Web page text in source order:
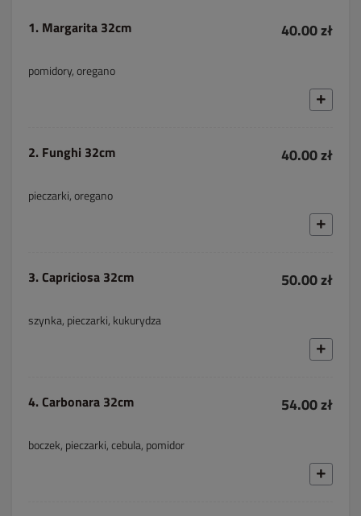
1. Margarita 32cm 40.00 zł
pomidory, oregano
2. Funghi 32cm 40.00 zł
pieczarki, oregano
3. Capriciosa 32cm 50.00 zł
szynka, pieczarki, kukurydza
4. Carbonara 32cm 54.00 zł
boczek, pieczarki, cebula, pomidor